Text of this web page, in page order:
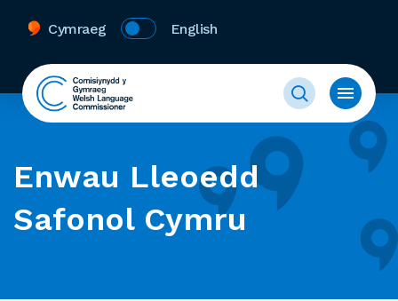
Cymraeg English
Enwau Lleoedd
Safonol Cymru